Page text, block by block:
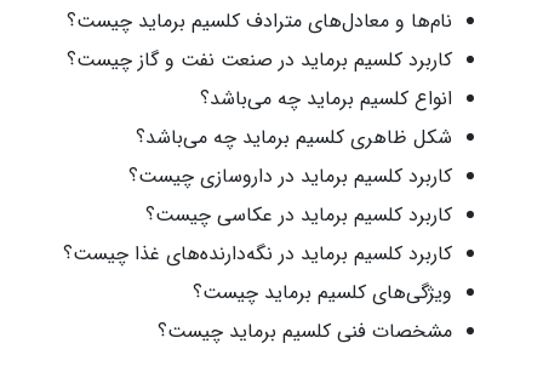
نام‌ها و معادل‌های مترادف کلسیم برماید چیست؟
کاربرد کلسیم برماید در صنعت نفت و گاز چیست؟
انواع کلسیم برماید چه می‌باشد؟
شکل ظاهری کلسیم برماید چه می‌باشد؟
کاربرد کلسیم برماید در داروسازی چیست؟
کاربرد کلسیم برماید در عکاسی چیست؟
کاربرد کلسیم برماید در نگه‌دارنده‌های غذا چیست؟
ویژگی‌های کلسیم برماید چیست؟
مشخصات فنی کلسیم برماید چیست؟